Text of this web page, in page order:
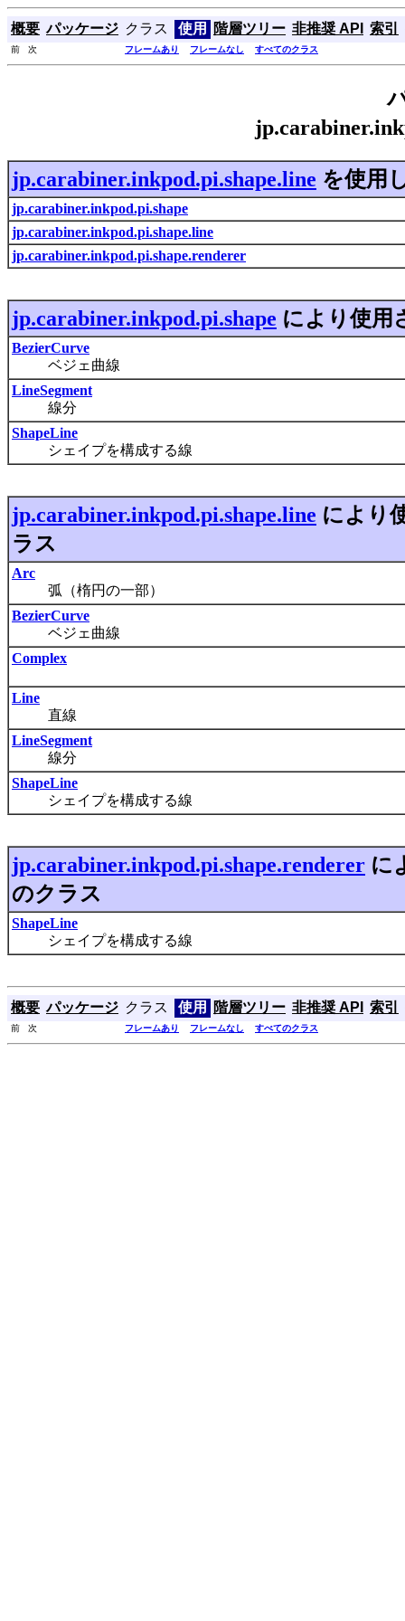
概要 パッケージ クラス 使用 階層ツリー 非推奨 API 索引
前 次 フレームあり フレームなし すべてのクラス
jp.carabiner.inkpod.pi.shape.line を使用
jp.carabiner.inkpod.pi.shape
jp.carabiner.inkpod.pi.shape.line
jp.carabiner.inkpod.pi.shape.renderer
jp.carabiner.inkpod.pi.shape により使用
BezierCurve
ベジェ曲線
LineSegment
線分
ShapeLine
シェイプを構成する線
jp.carabiner.inkpod.pi.shape.line により
ラス
Arc
弧（楕円の一部）
BezierCurve
ベジェ曲線
Complex
Line
直線
LineSegment
線分
ShapeLine
シェイプを構成する線
jp.carabiner.inkpod.pi.shape.renderer に
のクラス
ShapeLine
シェイプを構成する線
概要 パッケージ クラス 使用 階層ツリー 非推奨 API 索引
前 次 フレームあり フレームなし すべてのクラス